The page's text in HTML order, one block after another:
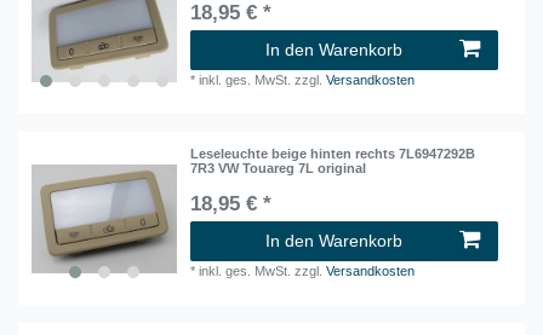
18,95 € *
In den Warenkorb
*inkl. ges. MwSt. zzgl.Versandkosten
Leseleuchte beige hinten rechts 7L6947292B
7R3 VW Touareg 7L original
18,95 € *
In den Warenkorb
*inkl. ges. MwSt. zzgl.Versandkosten